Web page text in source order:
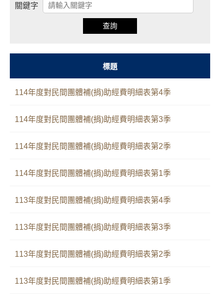
日
期
關鍵字
查詢
標題
114年度對民間團體補(捐)助經費明細表第4季
114年度對民間團體補(捐)助經費明細表第3季
114年度對民間團體補(捐)助經費明細表第2季
114年度對民間團體補(捐)助經費明細表第1季
113年度對民間團體補(捐)助經費明細表第4季
113年度對民間團體補(捐)助經費明細表第3季
113年度對民間團體補(捐)助經費明細表第2季
113年度對民間團體補(捐)助經費明細表第1季